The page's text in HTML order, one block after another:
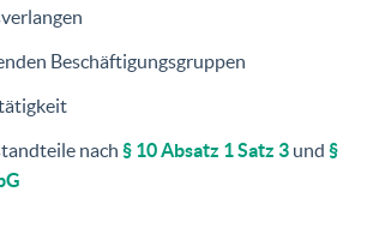
Beschäftigungsgruppen
nach § 10 Absatz 1 Satz 3 und §